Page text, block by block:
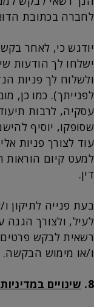
לחברה בכתובת
יודגש כי, לאחר
ישלחו לך הודעות
ולשלוח לך פניות
לפנייתך). כמו כן,
עסקיה, לרבות
שסופקו, יוסיף
עוד לצורך פניות
למעט קיום הוראות
דין.
בעת פנייה לתיקון
לעיל, ולצורך
רשאית לבקש פרטים
ו/או מימוש הבקשה.
8. שינויים